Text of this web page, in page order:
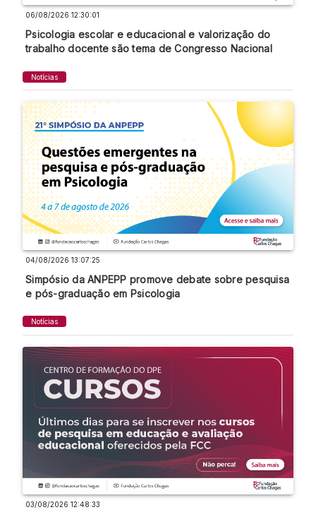
06/08/2026 12:30:01
Psicologia escolar e educacional e valorização do
trabalho docente são tema de Congresso Nacional
Notícias
04/08/2026 13:07:25
Simpósio da ANPEPP promove debate sobre pesquisa
e pós-graduação em Psicologia
Notícias
03/08/2026 12:48:33